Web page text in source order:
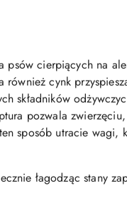
psów cierpiących na
cynk
składników
pozwala
sposób utracie wagi,
łagodząc stany